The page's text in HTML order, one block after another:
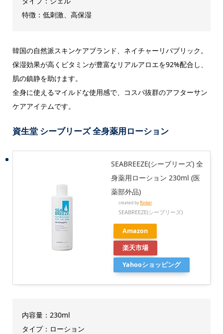
特徴：低刺激、高保湿
韓国の自然派スキンケアブランド、ネイチャーリパブリック。
保湿効果が高くビタミンが豊富なリアルアロエを92%配合し、
肌の鎮静を助けます。
全身に使えるマイルドな使用感で、コスパ抜群のアフターサン
ケアアイテムです。
資生堂 シーブリーズ 全身薬用ローション
SEABREEZE(シーブリーズ) 全
身薬用ローション 230ml (医
薬部外品)
created byRinker
SEABREEZE(シーブリーズ)
Amazon
楽天市場
Yahooショッピング
内容量：230ml
タイプ：ローション